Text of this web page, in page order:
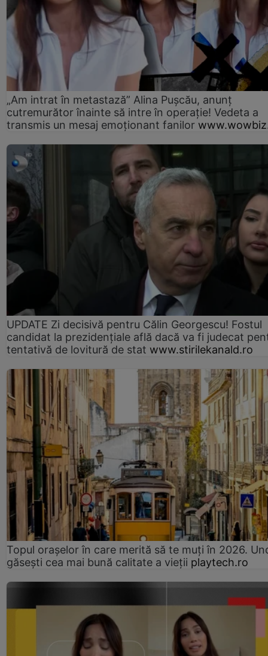
„Am intrat în metastază” Alina Pușcău, anunț
cutremurător înainte să intre în operație! Vedeta a
transmis un mesaj emoționant fanilor
UPDATE Zi decisivă pentru Călin Georgescu! Fostul
candidat la prezidențiale află dacă va fi judecat
tentativă de lovitură de stat www.stirilekanald.ro
Topul orașelor în care merită să te muți în 2026.
găsești cea mai bună calitate a vieții playtech.ro